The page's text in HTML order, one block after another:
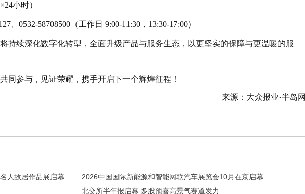
小时）
、0532-58708500（工作日 9:00-11:30，13:30-17:00）
持续深化数字化转型，全面升级产品与服务生态，以更坚实的保障与更温暖的服
同参与，见证荣耀，携手开启下一个辉煌征程！
来源：大众报业·半岛网
人故居作品展启幕
北交所半年报启幕 多股预喜高景气赛道发力